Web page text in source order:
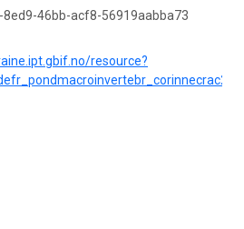
8ed9-46bb-acf8-56919aabba73
resource?